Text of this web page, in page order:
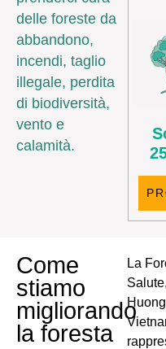
delle foreste da
abbandono,
incendi, taglio
illegale, perdita
di biodiversità,
vento e
calamità.
Come
stiamo
migliorando
la foresta
La